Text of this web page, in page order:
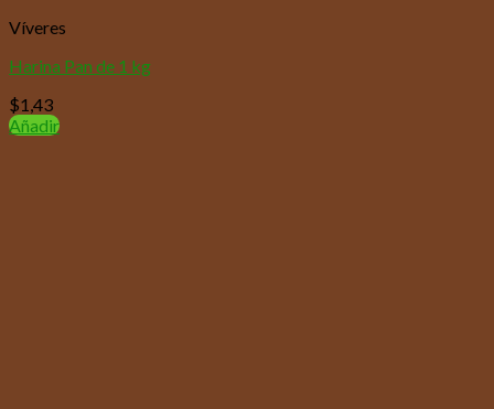
Víveres
Harina Pan de 1 kg
$1,43
Añadir